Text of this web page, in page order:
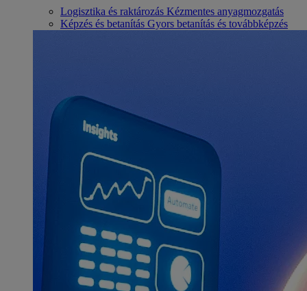
Logisztika és raktározás Kézmentes anyagmozgatás
Képzés és betanítás Gyors betanítás és továbbképzés